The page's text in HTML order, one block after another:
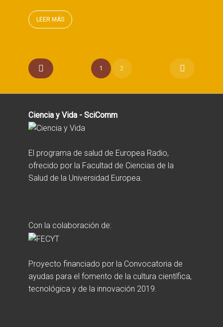
LEER MÁS
1 2
Ciencia y Vida - SciComm
El programa de salud de Europea Radio,
ofrecido por la Facultad de Ciencias de la
Salud de la Universidad Europea.
Con la colaboración de:
Proyecto financiado por la Convocatoria de
ayudas para el fomento de la cultura científica,
tecnológica y de la innovación 2019.